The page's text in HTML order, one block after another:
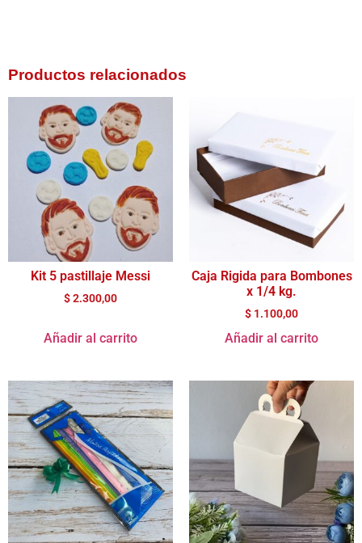
Productos relacionados
Kit 5 pastillaje Messi
$2.300,00
Añadir al carrito
Caja Rigida para Bombones
x 1/4 kg.
$ 1.100,00
Añadir al carrito